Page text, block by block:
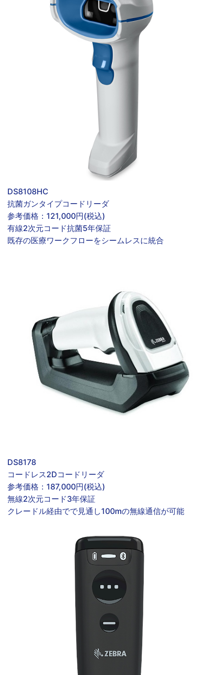
DS8108HC
抗菌ガンタイプコードリーダ
参考価格： 121,000円(税込)
有線2次元コード抗菌5年保証
既存の医療ワークフローをシームレスに統合
DS8178
コードレス2Dコードリーダ
参考価格： 187,000円(税込)
無線2次元コード3年保証
クレードル経由でで見通し100mの無線通信が可能